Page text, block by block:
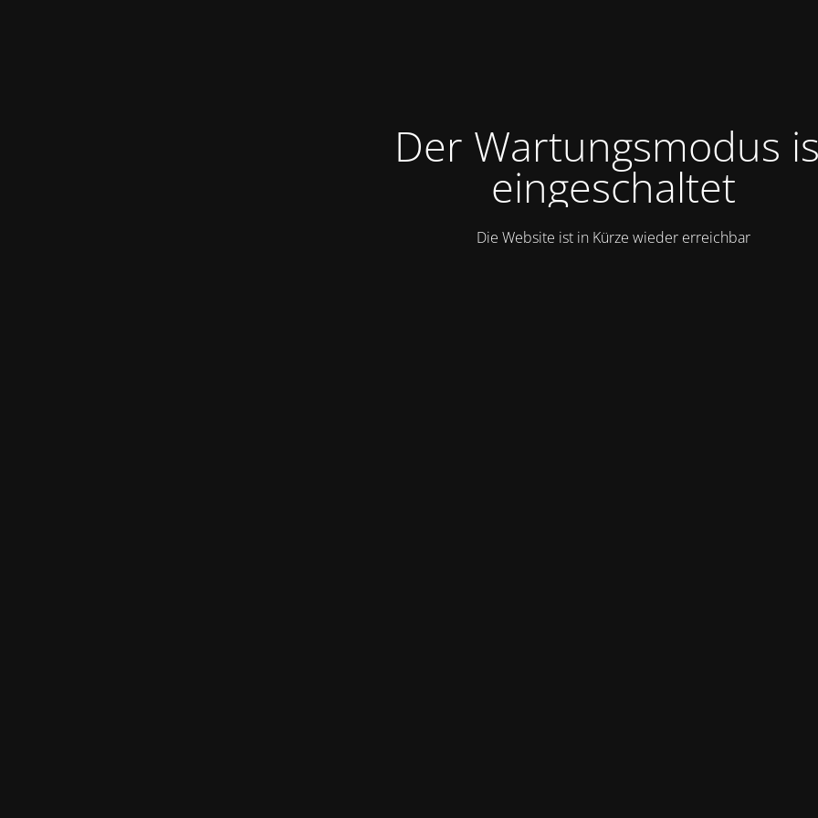
Der Wartungsmodus
eingeschaltet
Die Website ist in Kürze wieder erreichbar